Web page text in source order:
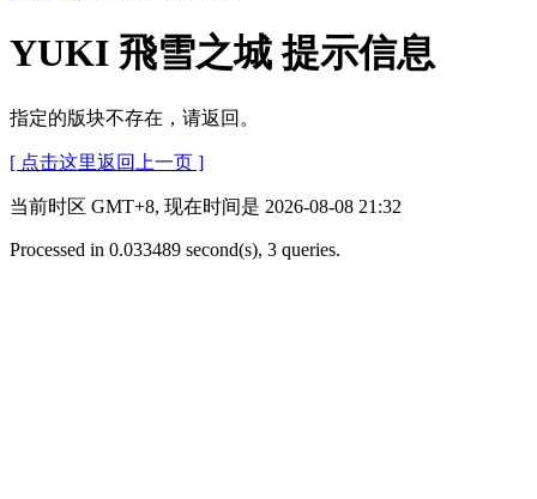
YUKI 飛雪之城 提示信息
指定的版块不存在，请返回。
[ 点击这里返回上一页 ]
当前时区 GMT+8, 现在时间是 2026-08-08 21:32
Processed in 0.033489 second(s), 3 queries.